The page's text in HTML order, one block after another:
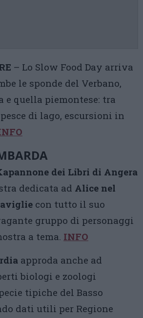
– Lo Slow Food Day arriva
le sponde del Verbano,
e quella piemontese: tra
di lago, escursioni in
dei Libri di Angera
dedicata ad Alice nel
con tutto il suo
gruppo di personaggi
a tema. INFO
approda anche ad
biologi e zoologi
tipiche del Basso
dati utili per Regione